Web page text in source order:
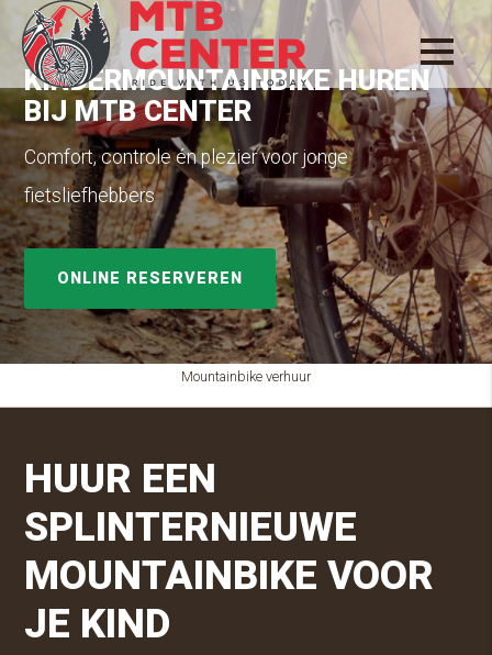
KINDERMOUNTAINBIKE HUREN
BIJ MTB CENTER
Comfort, controle én plezier voor jonge
fietsliefhebbers
ONLINE RESERVEREN
Mountainbike verhuur
HUUR EEN
SPLINTERNIEUWE
MOUNTAINBIKE VOOR
JE KIND